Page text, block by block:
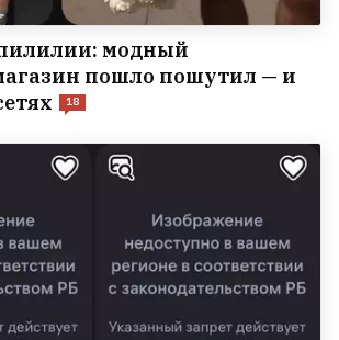
модный
пошло пошутил — и
18